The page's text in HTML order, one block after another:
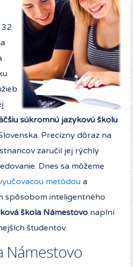
32
súkromnú jazykovú školu
Precízny dôraz na
zaručil jej rýchly
Dnes sa môžeme
metódou a
spôsobom inteligentného
škola Námestovo naplní
študentov.
Námestovo